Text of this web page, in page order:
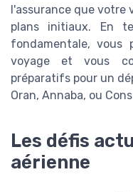
l'assurance que votre
plans initiaux. En
fondamentale, vous
voyage et vous
préparatifs pour un
Oran, Annaba, ou
Les défis
aérienne